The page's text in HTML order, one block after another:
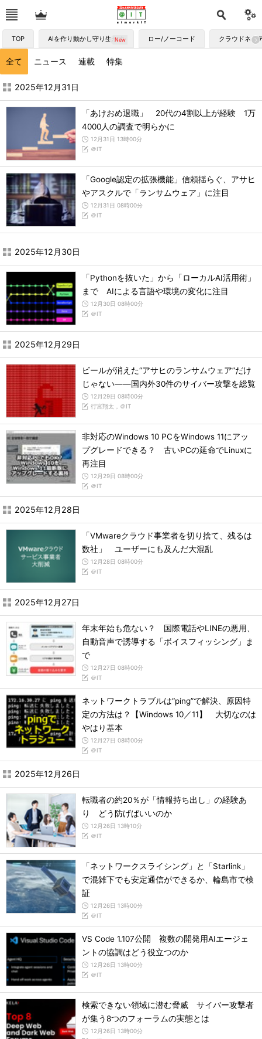
TOP AIを作り動かし守り生かす ロー/ノーコード クラウドネイ
全て ニュース 連載 特集
2025年12月の記事一覧 - ＠IT
2025年12月31日
「あけおめ退職」 20代の4割以上が経験 1万
4000人の調査で明らかに
12月31日 13時00分
＠IT
「Google認定の拡張機能」信頼揺らぐ、アサヒ
やアスクルで「ランサムウェア」に注目
12月31日 08時00分
＠IT
2025年12月30日
「Pythonを抜いた」から「ローカルAI活用術」
まで AIによる言語や環境の変化に注目
12月30日 08時00分
＠IT
2025年12月29日
ビールが消えた“アサヒのランサムウェア”だけ
じゃない――国内外30件のサイバー攻撃を総覧
12月29日 08時00分
行宮翔太，＠IT
非対応のWindows 10 PCをWindows 11にアッ
プグレードできる？ 古いPCの延命でLinuxに
再注目
12月29日 08時00分
＠IT
2025年12月28日
「VMwareクラウド事業者を切り捨て、残るは
数社」 ユーザーにも及んだ大混乱
12月28日 08時00分
＠IT
2025年12月27日
年末年始も危ない？ 国際電話やLINEの悪用、
自動音声で誘導する「ボイスフィッシング」ま
で
12月27日 08時00分
＠IT
ネットワークトラブルは“ping”で解決、原因特
定の方法は？【Windows 10／11】 大切なのは
やはり基本
12月27日 08時00分
＠IT
2025年12月26日
転職者の約20％が「情報持ち出し」の経験あ
り どう防げばいいのか
12月26日 13時10分
＠IT
「ネットワークスライシング」と「Starlink」
で混雑下でも安定通信ができるか、輪島市で検
証
12月26日 13時00分
＠IT
VS Code 1.107公開 複数の開発用AIエージェ
ントの協調はどう役立つのか
12月26日 13時00分
＠IT
検索できない領域に潜む脅威 サイバー攻撃者
が集う8つのフォーラムの実態とは
12月26日 13時00分